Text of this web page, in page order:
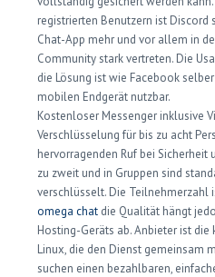
registrierten Benutzern ist Discord
Chat-App mehr und vor allem in
Community stark vertreten. Die
die Lösung ist wie Facebook
mobilen Endgerät nutzbar.
Kostenloser Messenger inklusive
Verschlüsselung für bis zu acht
hervorragenden Ruf bei Sicherheit
zu zweit und in Gruppen sind
verschlüsselt. Die Teilnehmerzahl
omega chat die Qualität hängt
Hosting-Geräts ab. Anbieter ist
Linux, die den Dienst gemeinsam
suchen einen bezahlbaren,